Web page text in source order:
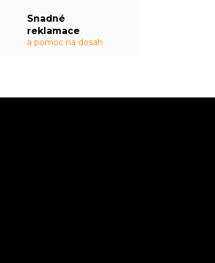
Snadné
reklamace
a pomoc na dosah